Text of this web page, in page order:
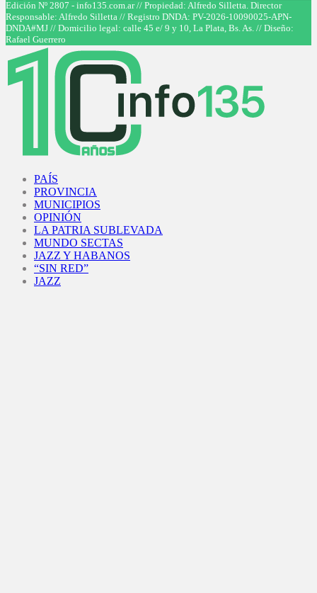
Facebook
Twitter
Instagram
Youtube
Edición Nº 2807 - info135.com.ar // Propiedad: Alfredo Silletta. Director
Responsable: Alfredo Silletta // Registro DNDA: PV-2026-10090025-APN-
DNDA#MJ // Domicilio legal: calle 45 e/ 9 y 10, La Plata, Bs. As. // Diseño:
Rafael Guerrero
PAÍS
PROVINCIA
MUNICIPIOS
OPINIÓN
LA PATRIA SUBLEVADA
MUNDO SECTAS
JAZZ Y HABANOS
“SIN RED”
JAZZ